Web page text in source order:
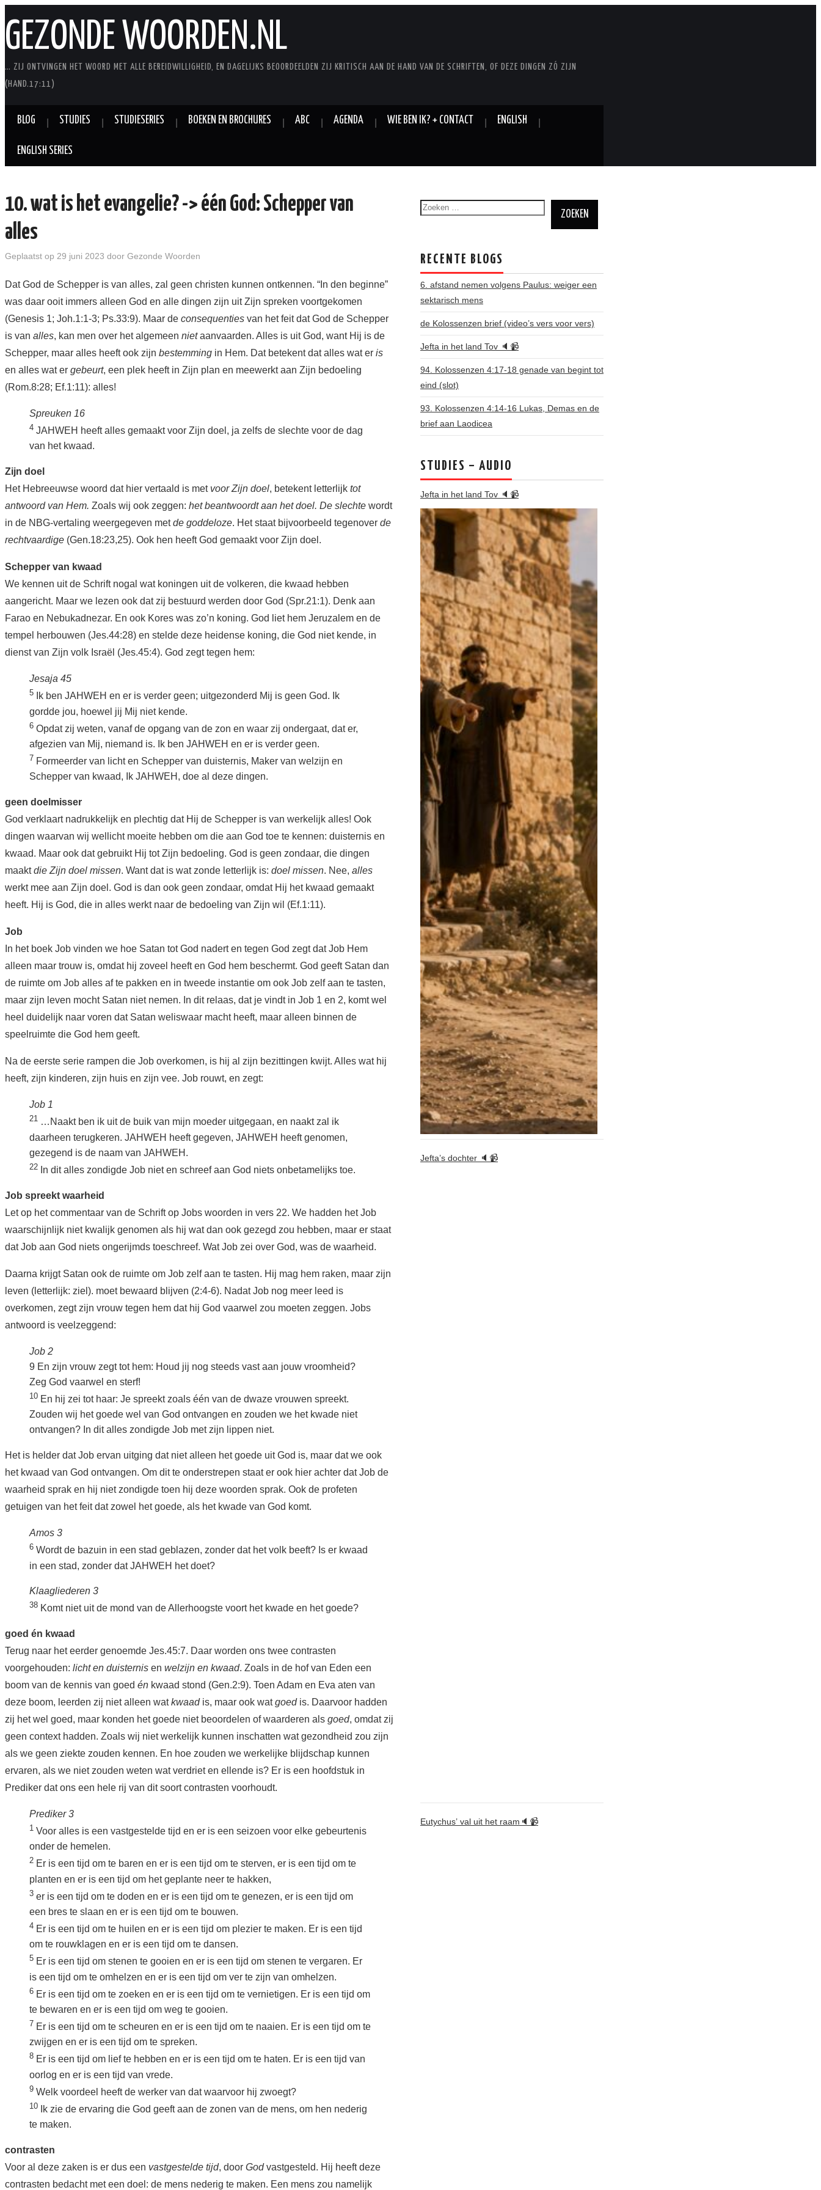
GEZONDE WOORDEN.NL
… ZIJ ONTVINGEN HET WOORD MET ALLE BEREIDWILLIGHEID, EN DAGELIJKS BEOORDEELDEN ZIJ KRITISCH AAN DE HAND VAN DE SCHRIFTEN, OF DEZE DINGEN ZÓ ZIJN
(HAND.17:11)
BLOG STUDIES STUDIESERIES BOEKEN EN BROCHURES ABC AGENDA WIE BEN IK? + CONTACT ENGLISH
ENGLISH SERIES
10. wat is het evangelie? -> één God: Schepper van
alles
Geplaatst op 29 juni 2023 door Gezonde Woorden
Dat God de Schepper is van alles, zal geen christen kunnen ontkennen. “In den beginne”
was daar ooit immers alleen God en alle dingen zijn uit Zijn spreken voortgekomen
(Genesis 1; Joh.1:1-3; Ps.33:9). Maar de consequenties van het feit dat God de Schepper
is van alles, kan men over het algemeen nietaanvaarden. Alles is uit God, want Hij is de
Schepper, maar alles heeft ook zijn bestemming in Hem. Dat betekent dat alles wat er is
en alles wat er gebeurt, een plek heeft in Zijn plan en meewerkt aan Zijn bedoeling
(Rom.8:28; Ef.1:11): alles!
Spreuken 16
4 JAHWEH heeft alles gemaakt voor Zijn doel, ja zelfs de slechte voor de dag
van het kwaad.
Zijn doel
Het Hebreeuwse woord dat hier vertaald is met voor Zijn doel, betekent letterlijk tot
antwoord van Hem. Zoals wij ook zeggen: het beantwoordt aan het doel. De slechte wordt
in de NBG-vertaling weergegeven metde goddeloze. Het staat bijvoorbeeld tegenover de
rechtvaardige (Gen.18:23,25). Ook hen heeft God gemaakt voor Zijn doel.
Schepper van kwaad
We kennen uit de Schrift nogal wat koningen uit de volkeren, die kwaad hebben
aangericht. Maar we lezen ook dat zij bestuurd werden door God (Spr.21:1). Denk aan
Farao en Nebukadnezar. En ook Kores was zo’n koning. God liet hem Jeruzalem en de
tempel herbouwen (Jes.44:28) en stelde deze heidense koning, die God niet kende, in
dienst van Zijn volk Israël (Jes.45:4). God zegt tegen hem:
Jesaja 45
5 Ik ben JAHWEH en er is verder geen; uitgezonderd Mij is geen God. Ik
gordde jou, hoewel jij Mij niet kende.
6 Opdat zij weten, vanaf de opgang van de zon en waar zij ondergaat, dat er,
afgezien van Mij, niemand is. Ik ben JAHWEH en er is verder geen.
7 Formeerder van licht en Schepper van duisternis, Maker van welzijn en
Schepper van kwaad, Ik JAHWEH, doe al deze dingen.
geen doelmisser
God verklaart nadrukkelijk en plechtig dat Hij de Schepper is van werkelijk alles! Ook
dingen waarvan wij wellicht moeite hebben om die aan God toe te kennen: duisternis en
kwaad. Maar ook dat gebruikt Hij tot Zijn bedoeling. God is geen zondaar, die dingen
maaktdie Zijn doel missen. Want dat is wat zonde letterlijk is: doel missen. Nee, alles
werkt mee aan Zijn doel. God is dan ook geen zondaar, omdat Hij het kwaad gemaakt
heeft. Hij is God, die in alles werkt naar de bedoeling van Zijn wil (Ef.1:11).
Job
In het boek Job vinden we hoe Satan tot God nadert en tegen God zegt dat Job Hem
alleen maar trouw is, omdat hij zoveel heeft en God hem beschermt. God geeft Satan dan
de ruimte om Job alles af te pakken en in tweede instantie om ook Job zelf aan te tasten,
maar zijn leven mocht Satan niet nemen. In dit relaas, dat je vindt in Job 1 en 2, komt wel
heel duidelijk naar voren dat Satan weliswaar macht heeft, maar alleen binnen de
speelruimte die God hem geeft.
Na de eerste serie rampen die Job overkomen, is hij al zijn bezittingen kwijt. Alles wat hij
heeft, zijn kinderen, zijn huis en zijn vee. Job rouwt, en zegt:
Job 1
21 …Naakt ben ik uit de buik van mijn moeder uitgegaan, en naakt zal ik
daarheen terugkeren. JAHWEH heeft gegeven, JAHWEH heeft genomen,
gezegend is de naam van JAHWEH.
22 In dit alles zondigde Job niet en schreef aan God niets onbetamelijks toe.
Job spreekt waarheid
Let op het commentaar van de Schrift op Jobs woorden in vers 22. We hadden het Job
waarschijnlijk niet kwalijk genomen als hij wat dan ook gezegd zou hebben, maar er staat
dat Job aan God niets ongerijmds toeschreef. Wat Job zei over God, was de waarheid.
Daarna krijgt Satan ook de ruimte om Job zelf aan te tasten. Hij mag hem raken, maar zijn
leven (letterlijk: ziel). moet bewaard blijven (2:4-6). Nadat Job nog meer leed is
overkomen, zegt zijn vrouw tegen hem dat hij God vaarwel zou moeten zeggen. Jobs
antwoord is veelzeggend:
Job 2
9 En zijn vrouw zegt tot hem: Houd jij nog steeds vast aan jouw vroomheid?
Zeg God vaarwel en sterf!
10 En hij zei tot haar: Je spreekt zoals één van de dwaze vrouwen spreekt.
Zouden wij het goede wel van God ontvangen en zouden we het kwade niet
ontvangen? In dit alles zondigde Job met zijn lippen niet.
Het is helder dat Job ervan uitging dat niet alleen het goede uit God is, maar dat we ook
het kwaad van God ontvangen. Om dit te onderstrepen staat er ook hier achter dat Job de
waarheid sprak en hij niet zondigde toen hij deze woorden sprak. Ook de profeten
getuigen van het feit dat zowel het goede, als het kwade van God komt.
Amos 3
6 Wordt de bazuin in een stad geblazen, zonder dat het volk beeft? Is er kwaad
in een stad, zonder dat JAHWEH het doet?
Klaagliederen 3
38 Komt niet uit de mond van de Allerhoogste voort het kwade en het goede?
goed én kwaad
Terug naar het eerder genoemde Jes.45:7. Daar worden ons twee contrasten
voorgehouden: licht en duisternis en welzijn en kwaad. Zoals in de hof van Eden een
boom van de kennis van goed én kwaad stond (Gen.2:9). Toen Adam en Eva aten van
deze boom, leerden zij niet alleen watkwaadis, maar ook watgoedis. Daarvoor hadden
zij het wel goed, maar konden het goede niet beoordelen of waarderen als goed, omdat zij
geen context hadden. Zoals wij niet werkelijk kunnen inschatten wat gezondheid zou zijn
als we geen ziekte zouden kennen. En hoe zouden we werkelijke blijdschap kunnen
ervaren, als we niet zouden weten wat verdriet en ellende is? Er is een hoofdstuk in
Prediker dat ons een hele rij van dit soort contrasten voorhoudt.
Prediker 3
1 Voor alles is een vastgestelde tijd en er is een seizoen voor elke gebeurtenis
onder de hemelen.
2 Er is een tijd om te baren en er is een tijd om te sterven, er is een tijd om te
planten en er is een tijd om het geplante neer te hakken,
3 er is een tijd om te doden en er is een tijd om te genezen, er is een tijd om
een bres te slaan en er is een tijd om te bouwen.
4 Er is een tijd om te huilen en er is een tijd om plezier te maken. Er is een tijd
om te rouwklagen en er is een tijd om te dansen.
5 Er is een tijd om stenen te gooien en er is een tijd om stenen te vergaren. Er
is een tijd om te omhelzen en er is een tijd om ver te zijn van omhelzen.
6 Er is een tijd om te zoeken en er is een tijd om te vernietigen. Er is een tijd om
te bewaren en er is een tijd om weg te gooien.
7 Er is een tijd om te scheuren en er is een tijd om te naaien. Er is een tijd om te
zwijgen en er is een tijd om te spreken.
8 Er is een tijd om lief te hebben en er is een tijd om te haten. Er is een tijd van
oorlog en er is een tijd van vrede.
9 Welk voordeel heeft de werker van dat waarvoor hij zwoegt?
10 Ik zie de ervaring die God geeft aan de zonen van de mens, om hen nederig
te maken.
contrasten
Voor al deze zaken is er dus een vastgestelde tijd, door Godvastgesteld. Hij heeft deze
contrasten bedacht met een doel: de mens nederig te maken. Een mens zou namelijk
Zoeken naar:
RECENTE BLOGS
6. afstand nemen volgens Paulus: weiger een
sektarisch mens
de Kolossenzen brief (video’s vers voor vers)
Jefta in het land Tov 🔈📹
94. Kolossenzen 4:17-18 genade van begint tot
eind (slot)
93. Kolossenzen 4:14-16 Lukas, Demas en de
brief aan Laodicea
STUDIES – AUDIO
Jefta in het land Tov 🔈📹
Jefta’s dochter 🔈📹
Eutychus’ val uit het raam🔈📹